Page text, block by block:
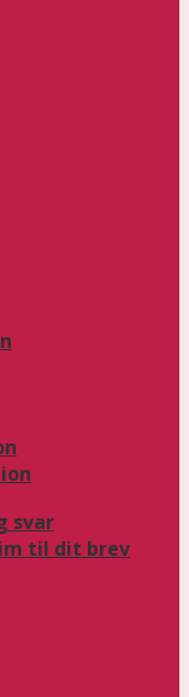
svar
til dit brev